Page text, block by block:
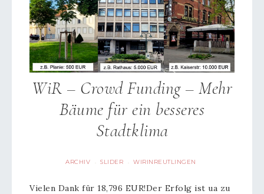
WiR – Crowd Funding – Mehr
Bäume für ein besseres
Stadtklima
ARCHIV · SLIDER · WIRINREUTLINGEN
Vielen Dank für 18,796 EUR!Der Erfolg ist ua zu